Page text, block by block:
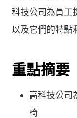
科技公司為員工
以及它們的特點
重點摘要
高科技公司
椅